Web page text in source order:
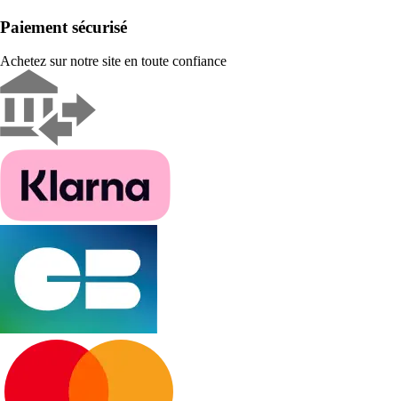
Paiement sécurisé
Achetez sur notre site en toute confiance